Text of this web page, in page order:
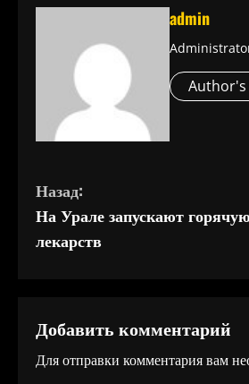
admin
П
р
о
Назад:
На Урале запускают
лекарств
Добавить комментарий
Для отправки комментария вам